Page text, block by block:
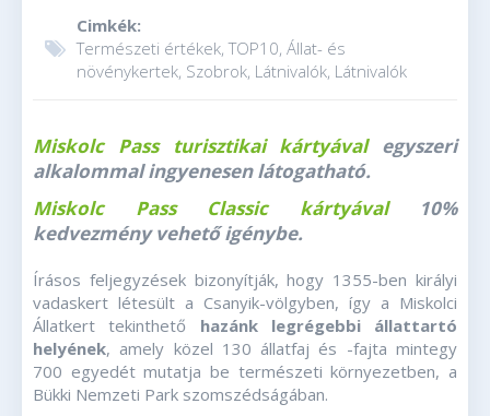
Cimkék:
Természeti értékek, TOP10, Állat- és
növénykertek, Szobrok, Látnivalók, Látnivalók
Miskolc Pass turisztikai kártyávalegyszeri
alkalommal ingyenesen látogatható.
Miskolc Pass Classic kártyával10%
kedvezmény vehető igénybe.
Írásos feljegyzések bizonyítják, hogy 1355-ben királyi
vadaskert létesült a Csanyik-völgyben, így a Miskolci
Állatkert tekinthető hazánk legrégebbi állattartó
helyének, amely közel 130 állatfaj és -fajta mintegy
700 egyedét mutatja be természeti környezetben, a
Bükki Nemzeti Park szomszédságában.